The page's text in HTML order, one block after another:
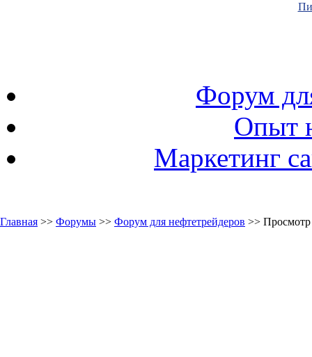
Форум
Опыт
Маркетинг
Главная >> Форумы >> Форум для нефтетрейдеров >>